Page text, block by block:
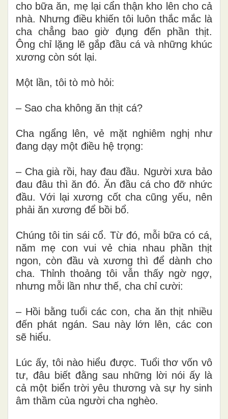
cho bữa ăn, mẹ lại cẩn thận kho lên cho cả
nhà. Nhưng điều khiến tôi luôn thắc mắc là
cha chẳng bao giờ đụng đến phần thịt.
Ông chỉ lặng lẽ gắp đầu cá và những khúc
xương còn sót lại.
Một lần, tôi tò mò hỏi:
– Sao cha không ăn thịt cá?
Cha ngẩng lên, vẻ mặt nghiêm nghị như
đang dạy một điều hệ trọng:
– Cha già rồi, hay đau đầu. Người xưa bảo
đau đâu thì ăn đó. Ăn đầu cá cho đỡ nhức
đầu. Với lại xương cốt cha cũng yếu, nên
phải ăn xương để bồi bổ.
Chúng tôi tin sái cổ. Từ đó, mỗi bữa có cá,
năm mẹ con vui vẻ chia nhau phần thịt
ngon, còn đầu và xương thì để dành cho
cha. Thỉnh thoảng tôi vẫn thấy ngờ ngợ,
nhưng mỗi lần như thế, cha chỉ cười:
– Hồi bằng tuổi các con, cha ăn thịt nhiều
đến phát ngán. Sau này lớn lên, các con
sẽ hiểu.
Lúc ấy, tôi nào hiểu được. Tuổi thơ vốn vô
tư, đâu biết đằng sau những lời nói ấy là
cả một biển trời yêu thương và sự hy sinh
âm thầm của người cha nghèo.